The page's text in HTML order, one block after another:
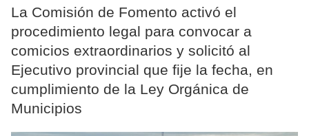
La Comisión de Fomento activó el
procedimiento legal para convocar a
comicios extraordinarios y solicitó al
Ejecutivo provincial que fije la fecha, en
cumplimiento de la Ley Orgánica de
Municipios